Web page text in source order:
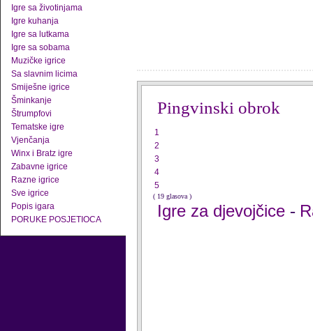
Igre sa životinjama
Igre kuhanja
Igre sa lutkama
Igre sa sobama
Muzičke igrice
Sa slavnim licima
Smiješne igrice
Šminkanje
Štrumpfovi
Tematske igre
Vjenčanja
Winx i Bratz igre
Zabavne igrice
Razne igrice
Sve igrice
Popis igara
PORUKE POSJETIOCA
Pingvinski obrok
1
2
3
4
5
( 19 glasova )
Igre za djevojčice -